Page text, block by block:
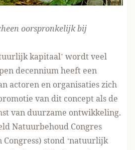
oorspronkelijkbij
kapitaal’ wordt veel
decennium heeft een
actoren en organisaties zich
van dit concept als de
van duurzame ontwikkeling.
Natuurbehoud Congres
stond ‘natuurlijk